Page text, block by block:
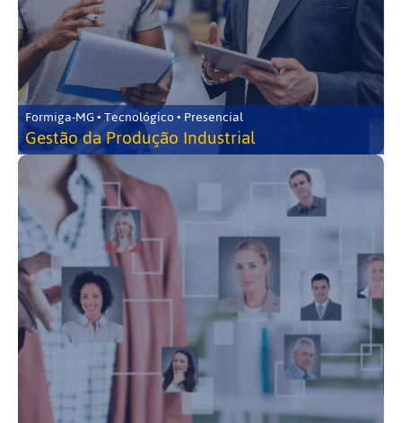
Formiga-MG • Tecnológico • Presencial
Gestão da Produção Industrial